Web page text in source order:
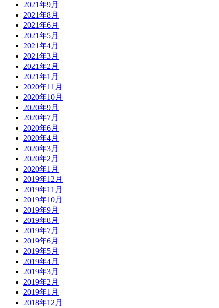
2021年9月
2021年8月
2021年6月
2021年5月
2021年4月
2021年3月
2021年2月
2021年1月
2020年11月
2020年10月
2020年9月
2020年7月
2020年6月
2020年4月
2020年3月
2020年2月
2020年1月
2019年12月
2019年11月
2019年10月
2019年9月
2019年8月
2019年7月
2019年6月
2019年5月
2019年4月
2019年3月
2019年2月
2019年1月
2018年12月